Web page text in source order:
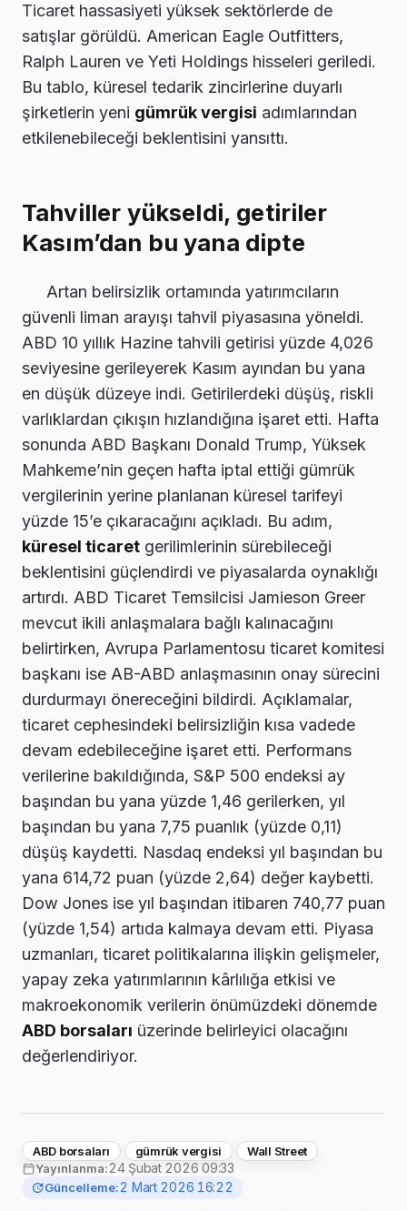
Ticaret hassasiyeti yüksek sektörlerde de
satışlar görüldü. American Eagle Outfitters,
Ralph Lauren ve Yeti Holdings hisseleri geriledi.
Bu tablo, küresel tedarik zincirlerine duyarlı
şirketlerin yeni gümrük vergisi adımlarından
etkilenebileceği beklentisini yansıttı.
Tahviller yükseldi, getiriler
Kasım’dan bu yana dipte
Artan belirsizlik ortamında yatırımcıların
güvenli liman arayışı tahvil piyasasına yöneldi.
ABD 10 yıllık Hazine tahvili getirisi yüzde 4,026
seviyesine gerileyerek Kasım ayından bu yana
en düşük düzeye indi. Getirilerdeki düşüş, riskli
varlıklardan çıkışın hızlandığına işaret etti. Hafta
sonunda ABD Başkanı Donald Trump, Yüksek
Mahkeme’nin geçen hafta iptal ettiği gümrük
vergilerinin yerine planlanan küresel tarifeyi
yüzde 15’e çıkaracağını açıkladı. Bu adım,
küresel ticaret gerilimlerinin sürebileceği
beklentisini güçlendirdi ve piyasalarda oynaklığı
artırdı. ABD Ticaret Temsilcisi Jamieson Greer
mevcut ikili anlaşmalara bağlı kalınacağını
belirtirken, Avrupa Parlamentosu ticaret komitesi
başkanı ise AB-ABD anlaşmasının onay sürecini
durdurmayı önereceğini bildirdi. Açıklamalar,
ticaret cephesindeki belirsizliğin kısa vadede
devam edebileceğine işaret etti. Performans
verilerine bakıldığında, S&P 500 endeksi ay
başından bu yana yüzde 1,46 gerilerken, yıl
başından bu yana 7,75 puanlık (yüzde 0,11)
düşüş kaydetti. Nasdaq endeksi yıl başından bu
yana 614,72 puan (yüzde 2,64) değer kaybetti.
Dow Jones ise yıl başından itibaren 740,77 puan
(yüzde 1,54) artıda kalmaya devam etti. Piyasa
uzmanları, ticaret politikalarına ilişkin gelişmeler,
yapay zeka yatırımlarının kârlılığa etkisi ve
makroekonomik verilerin önümüzdeki dönemde
ABD borsaları üzerinde belirleyici olacağını
değerlendiriyor.
ABD borsaları gümrük vergisi
Wall Street
Yayınlanma:24 Şubat 2026 09:33
Güncelleme:2 Mart 2026 16:22